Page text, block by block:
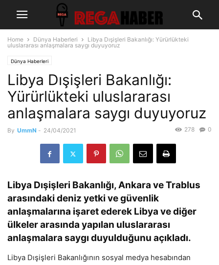
Home Dünya Haberleri
Libya Dışişleri Bakanlığı: Yürürlükteki
uluslararası anlaşmalara saygı duyuyoruz
Dünya Haberleri
Libya Dışişleri Bakanlığı:
Yürürlükteki uluslararası
anlaşmalara saygı duyuyoruz
By UmmN - 24/04/2021 0
278
Libya Dışişleri Bakanlığı, Ankara ve Trablus
arasındaki deniz yetki ve güvenlik
anlaşmalarına işaret ederek Libya ve diğer
ülkeler arasında yapılan uluslararası
anlaşmalara saygı duyulduğunu açıkladı.
Libya Dışişleri Bakanlığının sosyal medya hesabından